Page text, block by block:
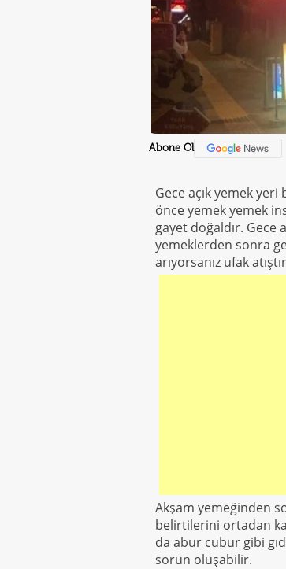
Abone Ol
Gece açık yemek yeri
önce yemek yemek
gayet doğaldır. Gece
yemeklerden sonra
arıyorsanız ufak
Akşam yemeğinden
belirtilerini ortadan
da abur cubur gibi
sorun oluşabilir.